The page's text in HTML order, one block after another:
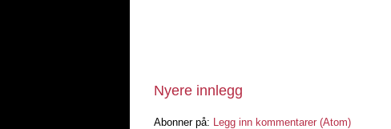
Nyere innlegg
Abonner på: Legg inn kommentarer (Atom)